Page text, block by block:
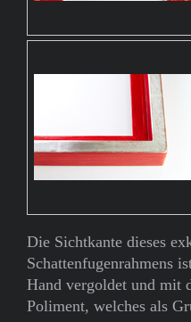
Die Sichtkante dieses
Schattenfugenrahmens
Hand vergoldet und mit
Poliment, welches als